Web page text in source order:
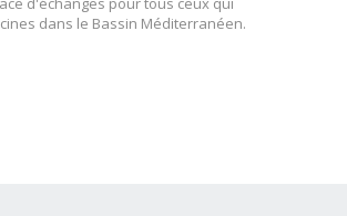
dans le Bassin Méditerranéen.